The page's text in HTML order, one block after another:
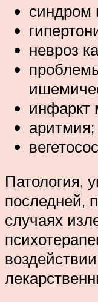
синдром
невроз
инфаркт
аритмия;
Патология,
последней,
случаях